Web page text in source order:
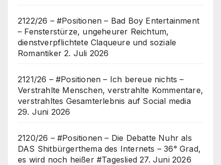
2122/26 – #Positionen – Bad Boy Entertainment
– Fensterstürze, ungeheurer Reichtum,
dienstverpflichtete Claqueure und soziale
Romantiker 2. Juli 2026
2121/26 – #Positionen – Ich bereue nichts –
Verstrahlte Menschen, verstrahlte Kommentare,
verstrahltes Gesamterlebnis auf Social media
29. Juni 2026
2120/26 – #Positionen – Die Debatte Nuhr als
DAS Shitbürgerthema des Internets – 36° Grad,
es wird noch heißer #Tageslied 27. Juni 2026